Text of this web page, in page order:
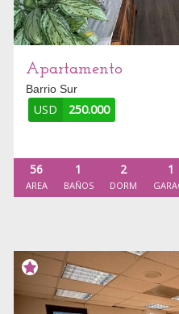
Apartamento
Barrio Sur
USD 250.000
56
AREA
1
BAÑOS
2
DORM
1